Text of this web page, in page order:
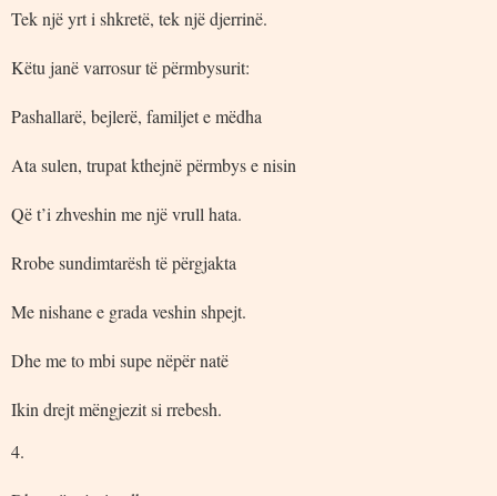
Tek një yrt i shkretë, tek një djerrinë.
Këtu janë varrosur të përmbysurit:
Pashallarë, bejlerë, familjet e mëdha
Ata sulen, trupat kthejnë përmbys e nisin
Që t’i zhveshin me një vrull hata.
Rrobe sundimtarësh të përgjakta
Me nishane e grada veshin shpejt.
Dhe me to mbi supe nëpër natë
Ikin drejt mëngjezit si rrebesh.
4.